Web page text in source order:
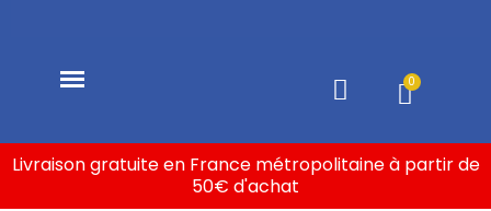
Livraison gratuite en France métropolitaine à partir de
50€ d'achat